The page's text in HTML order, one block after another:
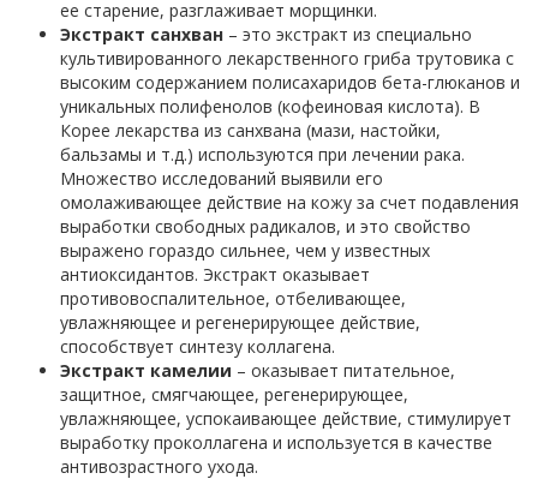
ее старение, разглаживает морщинки.
Экстракт санхван – это экстракт из специально
культивированного лекарственного гриба трутовика с
высоким содержанием полисахаридов бета-глюканов и
уникальных полифенолов (кофеиновая кислота). В
Корее лекарства из санхвана (мази, настойки,
бальзамы и т.д.) используются при лечении рака.
Множество исследований выявили его
омолаживающее действие на кожу за счет подавления
выработки свободных радикалов, и это свойство
выражено гораздо сильнее, чем у известных
антиоксидантов. Экстракт оказывает
противовоспалительное, отбеливающее,
увлажняющее и регенерирующее действие,
способствует синтезу коллагена.
Экстракт камелии – оказывает питательное,
защитное, смягчающее, регенерирующее,
увлажняющее, успокаивающее действие, стимулирует
выработку проколлагена и используется в качестве
антивозрастного ухода.